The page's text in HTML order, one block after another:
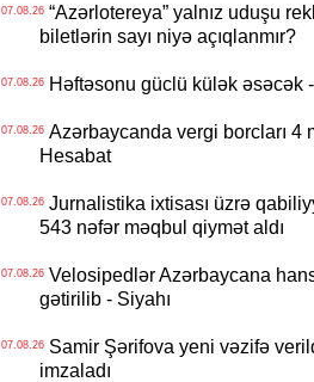
07.08.26“Azərlotereya” yalnız uduşu
biletlərin sayı niyə açıqlanmır?
07.08.26Həftəsonu güclü külək əsəcək
07.08.26Azərbaycanda vergi borcları 4
Hesabat
07.08.26Jurnalistika ixtisası üzrə
543 nəfər məqbul qiymət aldı
07.08.26Velosipedlər Azərbaycana
gətirilib - Siyahı
07.08.26Samir Şərifova yeni vəzifə
imzaladı